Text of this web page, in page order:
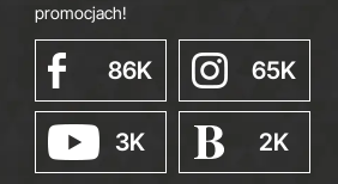
promocjach!
86K 65K
3K 2K